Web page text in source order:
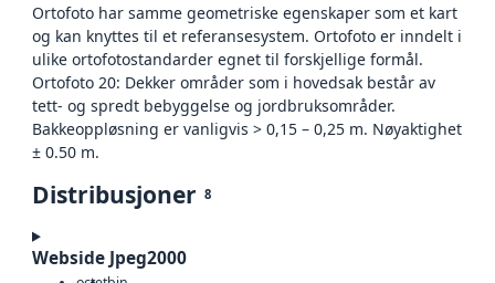
Ortofoto har samme geometriske egenskaper som et kart
og kan knyttes til et referansesystem. Ortofoto er inndelt i
ulike ortofotostandarder egnet til forskjellige formål.
Ortofoto 20: Dekker områder som i hovedsak består av
tett- og spredt bebyggelse og jordbruksområder.
Bakkeoppløsning er vanligvis > 0,15 – 0,25 m. Nøyaktighet
± 0.50 m.
Distribusjoner 8
Webside Jpeg2000